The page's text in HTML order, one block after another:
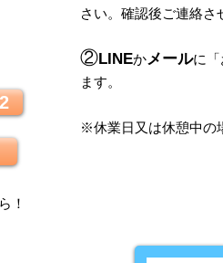
！
さい。 確認後ご連絡さ
②LINEかメールに 「
ます。
​※休業日又は休憩中の